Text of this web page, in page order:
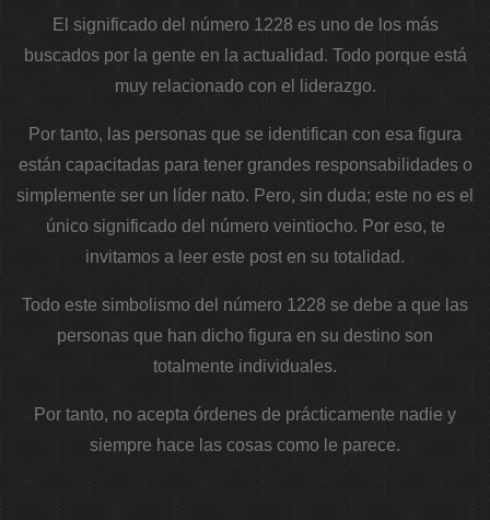
El significado del número 1228 es uno de los más
buscados por la gente en la actualidad. Todo porque está
muy relacionado con el liderazgo.
Por tanto, las personas que se identifican con esa figura
están capacitadas para tener grandes responsabilidades o
simplemente ser un líder nato. Pero, sin duda; este no es el
único significado del número veintiocho. Por eso, te
invitamos a leer este post en su totalidad.
Todo este simbolismo del número 1228 se debe a que las
personas que han dicho figura en su destino son
totalmente individuales.
Por tanto, no acepta órdenes de prácticamente nadie y
siempre hace las cosas como le parece.